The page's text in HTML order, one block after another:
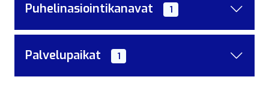
Puhelinasiointikanavat 1
Palvelupaikat 1